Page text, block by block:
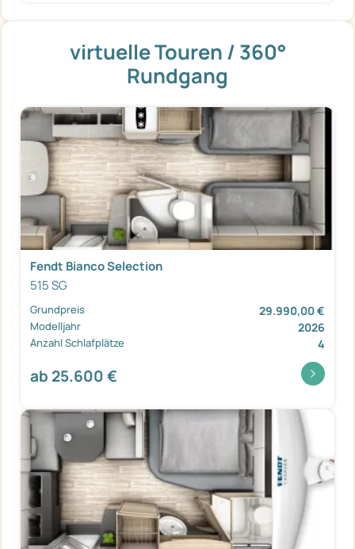
virtuelle Touren / 360°
Rundgang
Fendt Bianco Selection
515 SG
Grundpreis 29.990,00 €
Modelljahr 2026
Anzahl Schlafplätze 4
ab 25.600 €